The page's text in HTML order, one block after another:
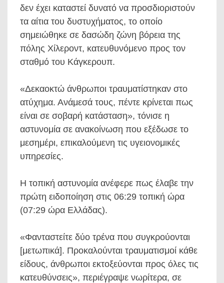
δεν έχει καταστεί δυνατό να προσδιοριστούν
τα αίτια του δυστυχήματος, το οποίο
σημειώθηκε σε δασώδη ζώνη βόρεια της
πόλης Χίλεροντ, κατευθυνόμενο προς τον
σταθμό του Κάγκερουπ.
«Δεκαοκτώ άνθρωποι τραυματίστηκαν στο
ατύχημα. Ανάμεσά τους, πέντε κρίνεται πως
είναι σε σοβαρή κατάσταση», τόνισε η
αστυνομία σε ανακοίνωση που εξέδωσε το
μεσημέρι, επικαλούμενη τις υγειονομικές
υπηρεσίες.
Η τοπική αστυνομία ανέφερε πως έλαβε την
πρώτη ειδοποίηση στις 06:29 τοπική ώρα
(07:29 ώρα Ελλάδας).
«Φανταστείτε δύο τρένα που συγκρούονται
[μετωπικά]. Προκαλούνται τραυματισμοί κάθε
είδους, άνθρωποι εκτοξεύονται προς όλες τις
κατευθύνσεις», περιέγραψε νωρίτερα, σε